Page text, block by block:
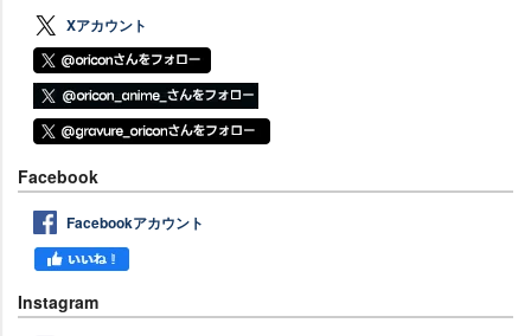
Xアカウント
Facebook
Facebookアカウント
Instagram